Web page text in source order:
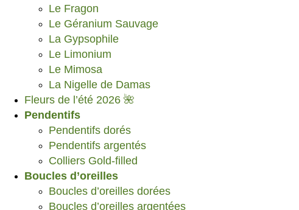
Le Fragon
Le Géranium Sauvage
La Gypsophile
Le Limonium
Le Mimosa
La Nigelle de Damas
Fleurs de l’été 2026 🌺
Pendentifs
Pendentifs dorés
Pendentifs argentés
Colliers Gold-filled
Boucles d’oreilles
Boucles d’oreilles dorées
Boucles d’oreilles argentées